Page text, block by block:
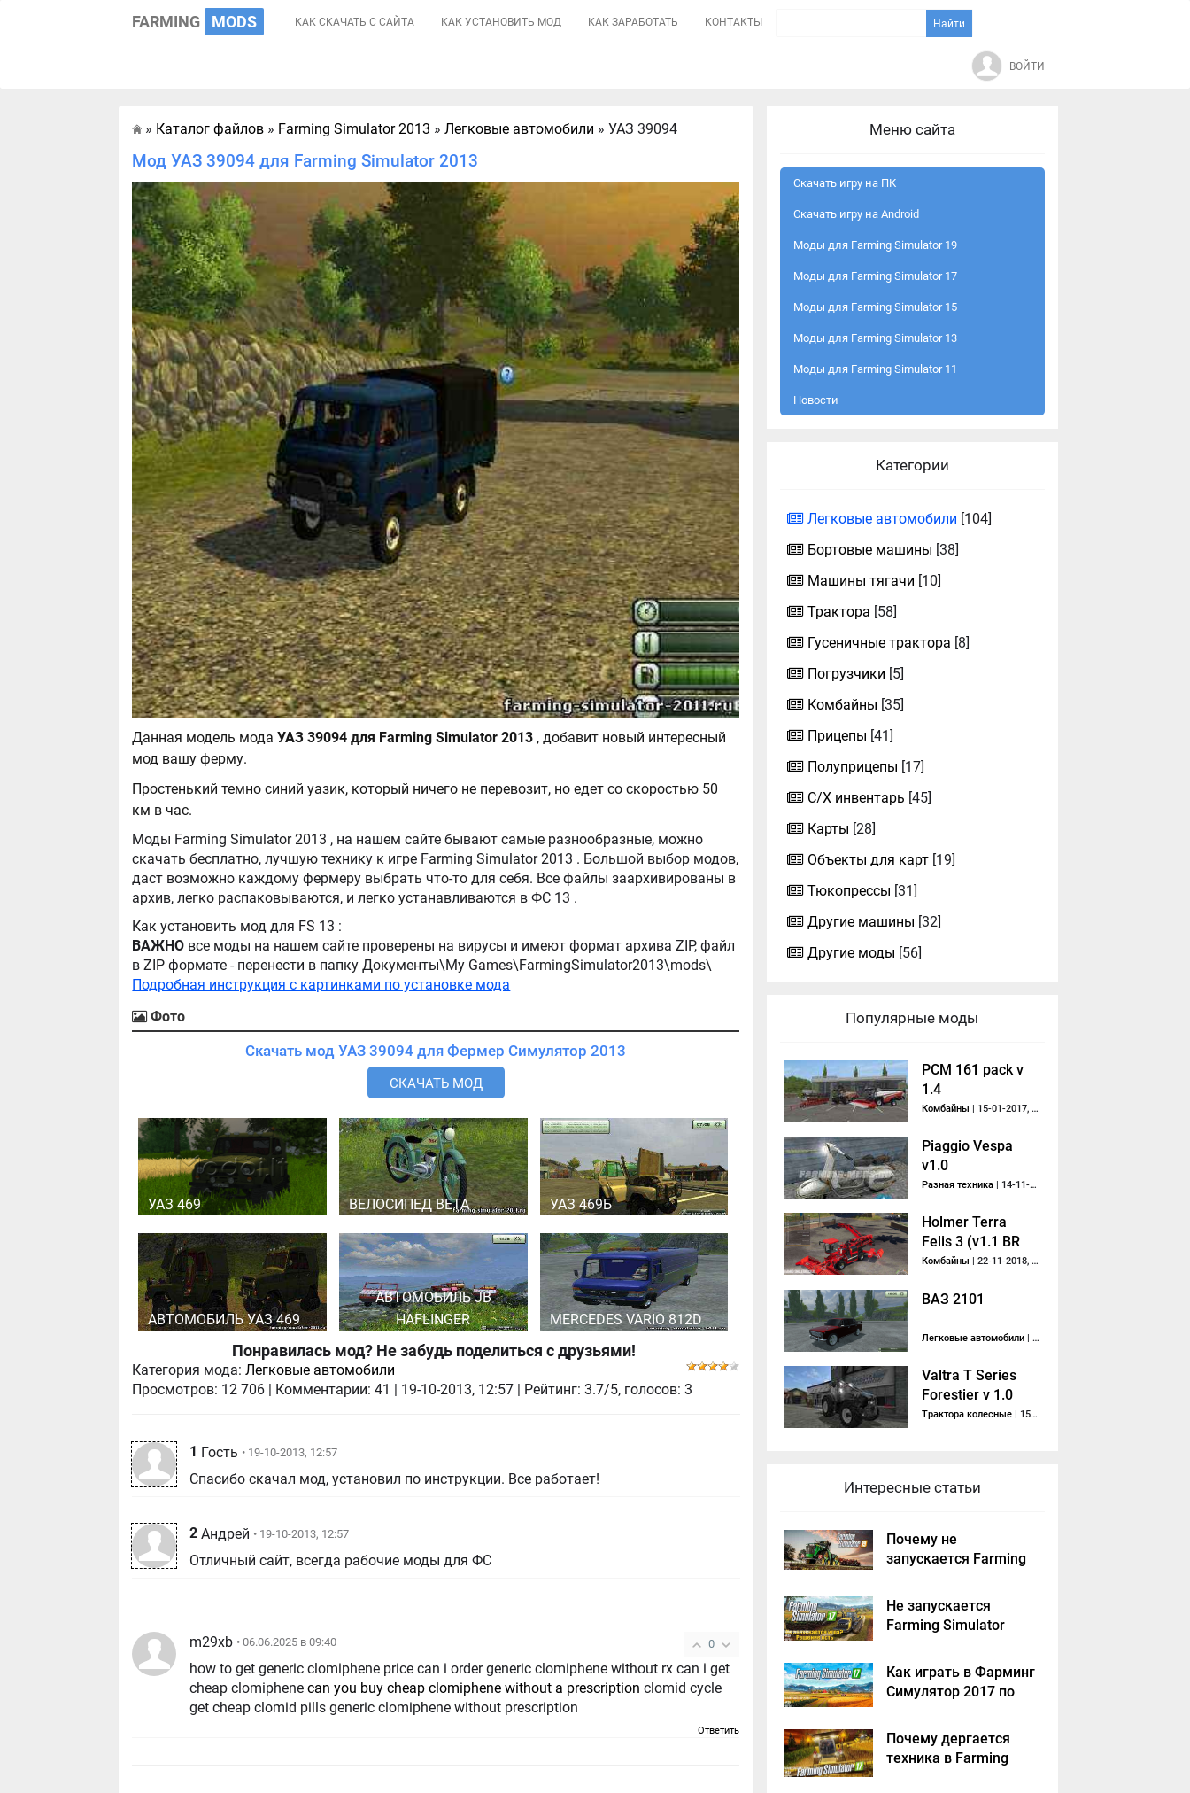
FARMING MODS КАК СКАЧАТЬ С САЙТА КАК УСТАНОВИТЬ МОД КАК ЗАРАБОТАТЬ КОНТАКТЫ
ВОЙТИ
Главная
» Каталог файлов » Farming Simulator 2013 »Легковые автомобили » УАЗ 39094
Мод УАЗ 39094 для Farming Simulator 2013
Данная модель мода УАЗ 39094 для Farming Simulator 2013 , добавит новый интересный
мод вашу ферму.
Простенький темно синий уазик, который ничего не перевозит, но едет со скоростью 50
км в час.
Моды Farming Simulator 2013 , на нашем сайте бывают самые разнообразные, можно
скачать бесплатно, лучшую технику к игре Farming Simulator 2013 . Большой выбор модов,
даст возможно каждому фермеру выбрать что-то для себя. Все файлы заархивированы в
архив, легко распаковываются, и легко устанавливаются в ФС 13 .
Как установить мод для FS 13 :
ВАЖНО все моды на нашем сайте проверены на вирусы и имеют формат архива ZIP, файл
в ZIP формате - перенести в папку Документы\My Games\FarmingSimulator2013\mods\
Подробная инструкция с картинками по установке мода
Фото
Скачать мод УАЗ 39094 для Фермер Симулятор 2013
СКАЧАТЬ МОД
УАЗ 469 ВЕЛОСИПЕД BETA УАЗ 469Б
АВТОМОБИЛЬ УАЗ 469
АВТОМОБИЛЬ JB
HAFLINGER
MERCEDES VARIO 812D
Понравилась мод? Не забудь поделиться с друзьями!
Категория мода: Легковые автомобили
Просмотров: 12 706 Комментарии: 41 19-10-2013, 12:57 | Рейтинг: 3.7/5, голосов:3
1 Гость • 19-10-2013, 12:57
Спасибо скачал мод, установил по инструкции. Все работает!
2 Андрей • 19-10-2013, 12:57
Отличный сайт, всегда рабочие моды для ФС
0
m29xb • 06.06.2025 в 09:40
how to get generic clomiphene price can i order generic clomiphene without rx can i get
cheap clomiphenecan you buy cheap clomiphene without a prescription clomid cycle
get cheap clomid pills generic clomiphene without prescription
Ответить
Меню сайта
Скачать игру на ПК
Скачать игру на Android
Моды для Farming Simulator 19
Моды для Farming Simulator 17
Моды для Farming Simulator 15
Моды для Farming Simulator 13
Моды для Farming Simulator 11
Новости
Категории
Легковые автомобили [104]
Бортовые машины [38]
Машины тягачи [10]
Трактора [58]
Гусеничные трактора [8]
Погрузчики [5]
Комбайны [35]
Прицепы [41]
Полуприцепы [17]
С/Х инвентарь [45]
Карты [28]
Объекты для карт [19]
Тюкопрессы [31]
Другие машины [32]
Другие моды [56]
Популярные моды
РСМ 161 pack v
1.4
Комбайны | 15-01-2017, 16:01
Piaggio Vespa
v1.0
Разная техника | 14-11-2015, 09:26
Holmer Terra
Felis 3 (v1.1 BR
Mod
Комбайны | 22-11-2018, 07:37
ВАЗ 2101
Легковые автомобили | 18-10-2013, 08:34
Valtra T Series
Forestier v 1.0
Трактора колесные | 15-01-2017, 19:17
Интересные статьи
Почему не
запускается Farming
решение
Не запускается
Farming Simulator
Как играть в Фарминг
Симулятор 2017 по
Почему дергается
техника в Farming